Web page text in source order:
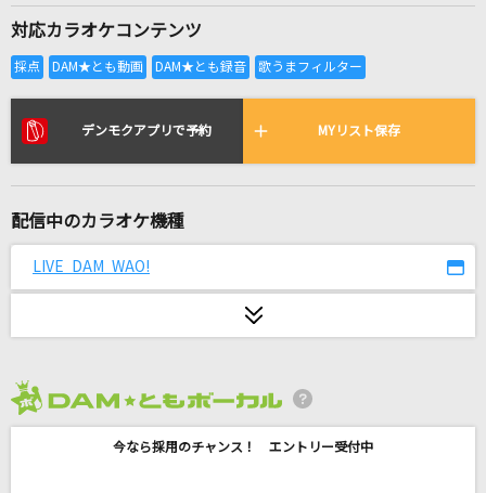
全国りれき
リアルタイムで歌われている曲の一覧
翳りゆく部屋
のだ
対応カラオケコンテンツ
デンモクアプリで予約 MYリスト保存
配信中のカラオケ機種
LIVE DAM WAO!
今なら採用のチャンス！ エントリー受付中